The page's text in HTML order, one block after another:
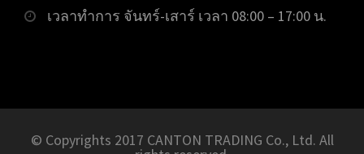
เวลาทำการ จันทร์-เสาร์ เวลา 08:00 – 17:00 น.
© Copyrights 2017 CANTON TRADING Co., Ltd. All